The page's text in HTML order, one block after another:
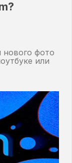
нового фото
или